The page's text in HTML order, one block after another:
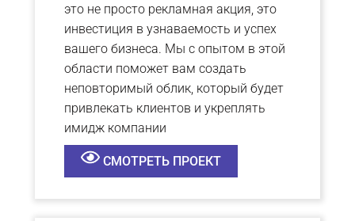
это не просто рекламная акция, это
инвестиция в узнаваемость и успех
вашего бизнеса. Мы с опытом в этой
области поможет вам создать
неповторимый облик, который будет
привлекать клиентов и укреплять
имидж компании
СМОТРЕТЬ ПРОЕКТ